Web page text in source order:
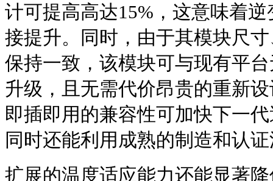
计可提高高达15%，这意味着
接提升。同时，由于其模块尺
保持一致，该模块可与现有平
升级，且无需代价昂贵的重新
即插即用的兼容性可加快下一
同时还能利用成熟的制造和认
扩展的温度适应能力还能显著